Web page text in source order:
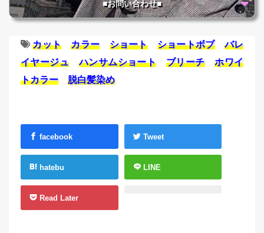
■お問い合わせ■
カット カラー ショート ショートボブ
バレ
イヤージュ
ハンサムショート ブリーチ
ホワイ
トカラー
脱白髪染め
facebook Tweet
hatebu LINE
Read Later